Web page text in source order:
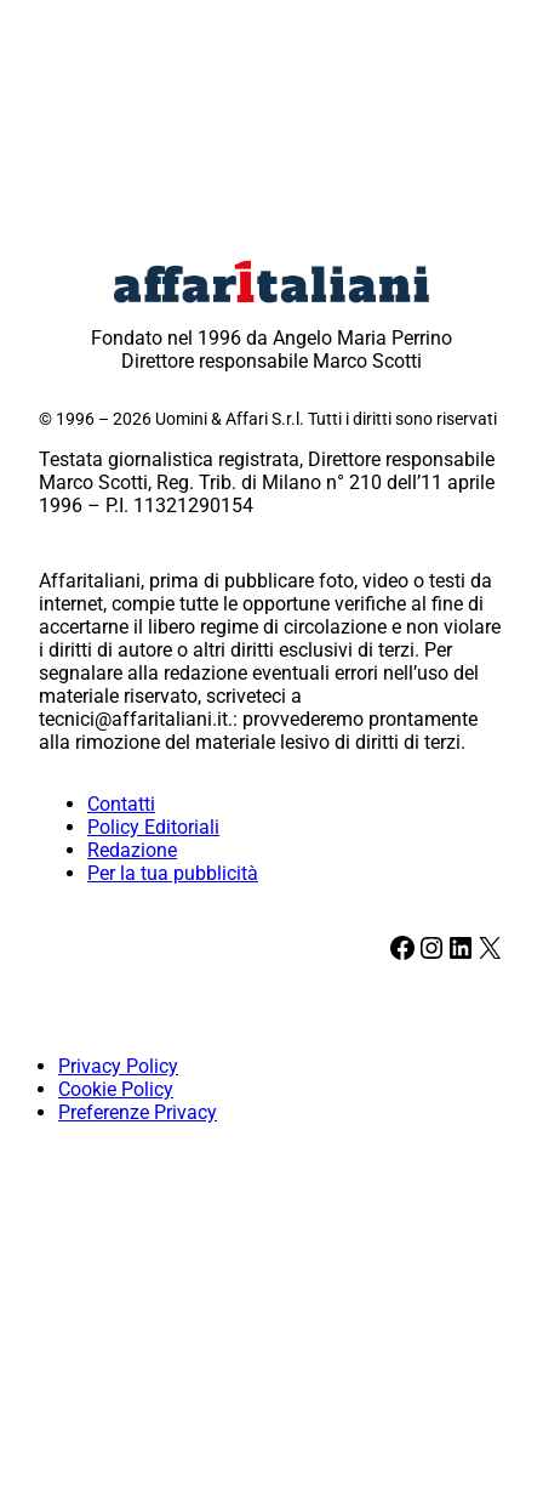
Fondato nel 1996 da Angelo Maria Perrino
Direttore responsabile Marco Scotti
© 1996 – 2026 Uomini & Affari S.r.l. Tutti i diritti sono riservati
Testata giornalistica registrata, Direttore responsabile
Marco Scotti, Reg. Trib. di Milano n° 210 dell’11 aprile
1996 – P.I. 11321290154
Affaritaliani, prima di pubblicare foto, video o testi da
internet, compie tutte le opportune verifiche al fine di
accertarne il libero regime di circolazione e non violare
i diritti di autore o altri diritti esclusivi di terzi. Per
segnalare alla redazione eventuali errori nell’uso del
materiale riservato, scriveteci a
tecnici@affaritaliani.it.: provvederemo prontamente
alla rimozione del materiale lesivo di diritti di terzi.
Contatti
Policy Editoriali
Redazione
Per la tua pubblicità
Facebook Instagram LinkedIn X
Privacy Policy
Cookie Policy
Preferenze Privacy